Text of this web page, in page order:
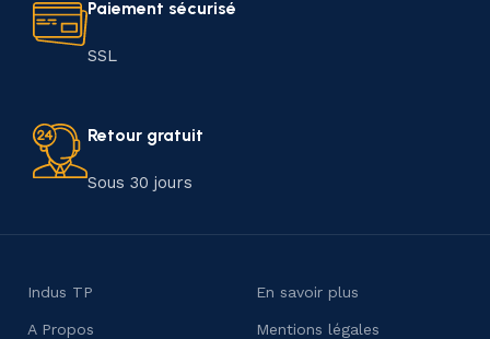
Paiement sécurisé
SSL
Retour gratuit
Sous 30 jours
Indus TP
A Propos
En savoir plus
Mentions légales